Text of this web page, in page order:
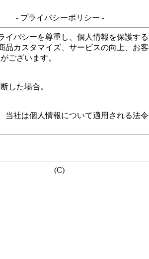
- プライバシーポリシー -
バシーを尊重し、個人情報を保護す
カスタマイズ、サービスの向上、お
ございます。
した場合。
社は個人情報について適用される法
(C)